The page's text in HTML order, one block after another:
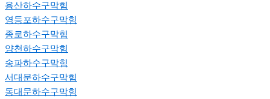
용산하수구막힘
영등포하수구막힘
종로하수구막힘
양천하수구막힘
송파하수구막힘
서대문하수구막힘
동대문하수구막힘